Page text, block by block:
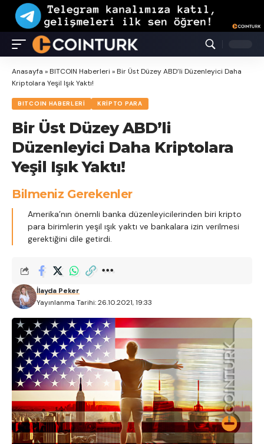
Anasayfa »BITCOIN Haberleri »Bir Üst Düzey ABD’li Düzenleyici Daha
Kriptolara Yeşil Işık Yaktı!
BITCOIN HABERLERI KRIPTO PARA
Bir Üst Düzey ABD’li
Düzenleyici Daha Kriptolara
Yeşil Işık Yaktı!
Bilmeniz Gerekenler
Amerika’nın önemli banka düzenleyicilerinden biri kripto
para birimlerin yeşil ışık yaktı ve bankalara izin verilmesi
gerektiğini dile getirdi.
Yayınlanma Tarihi: 26.10.2021, 19:33
İlayda Peker